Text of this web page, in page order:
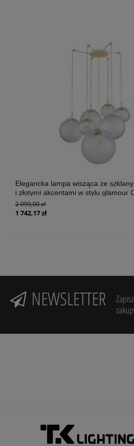
Elegancka lampa wisząca ze
i złotymi akcentami w stylu glamour
GOLD 7xG9 - 4608
2 099,00 zł
1 742,17 zł
NEWSLETTER